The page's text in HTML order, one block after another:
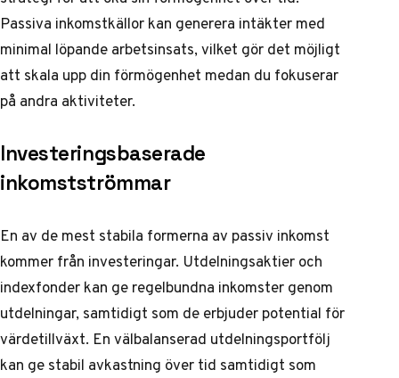
Passiva inkomstkällor kan generera intäkter med
minimal löpande arbetsinsats, vilket gör det möjligt
att skala upp din förmögenhet medan du fokuserar
på andra aktiviteter.
Investeringsbaserade
inkomstströmmar
En av de mest stabila formerna av passiv inkomst
kommer från investeringar. Utdelningsaktier och
indexfonder kan ge regelbundna inkomster genom
utdelningar, samtidigt som de erbjuder potential för
värdetillväxt. En välbalanserad utdelningsportfölj
kan ge stabil avkastning över tid samtidigt som